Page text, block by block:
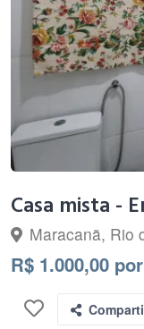
Casa mista -
Maracanã, Rio
R$ 1.000,00